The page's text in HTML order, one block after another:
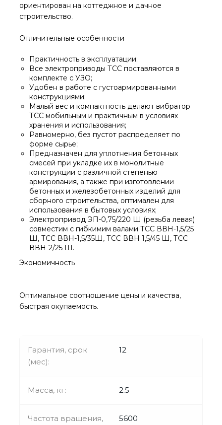
ориентирован на коттеджное и дачное
строительство.
Отличительные особенности
Практичность в эксплуатации;
Все электроприводы ТСС поставляются в
комплекте с УЗО;
Удобен в работе с густоармированными
конструкциями;
Малый вес и компактность делают вибратор
ТСС мобильным и практичным в условиях
хранения и использования;
Равномерно, без пустот распределяет по
форме сырье;
Предназначен для уплотнения бетонных
смесей при укладке их в монолитные
конструкции с различной степенью
армирования, а также при изготовлении
бетонных и железобетонных изделий для
сборного строительства, оптимален для
использования в бытовых условиях;
Электропривод ЭП-0,75/220 Ш (резьба левая)
совместим с гибкимим валами ТСС ВВН-1,5/25
Ш, ТСС ВВН-1,5/35Ш, ТСС ВВН 1,5/45 Ш, ТСС
ВВН-2/25 Ш.
Экономичность
Оптимальное соотношение цены и качества,
быстрая окупаемость.
Гарантия, срок
(мес):
12
Масса, кг: 2.5
Частота вращения,
5600